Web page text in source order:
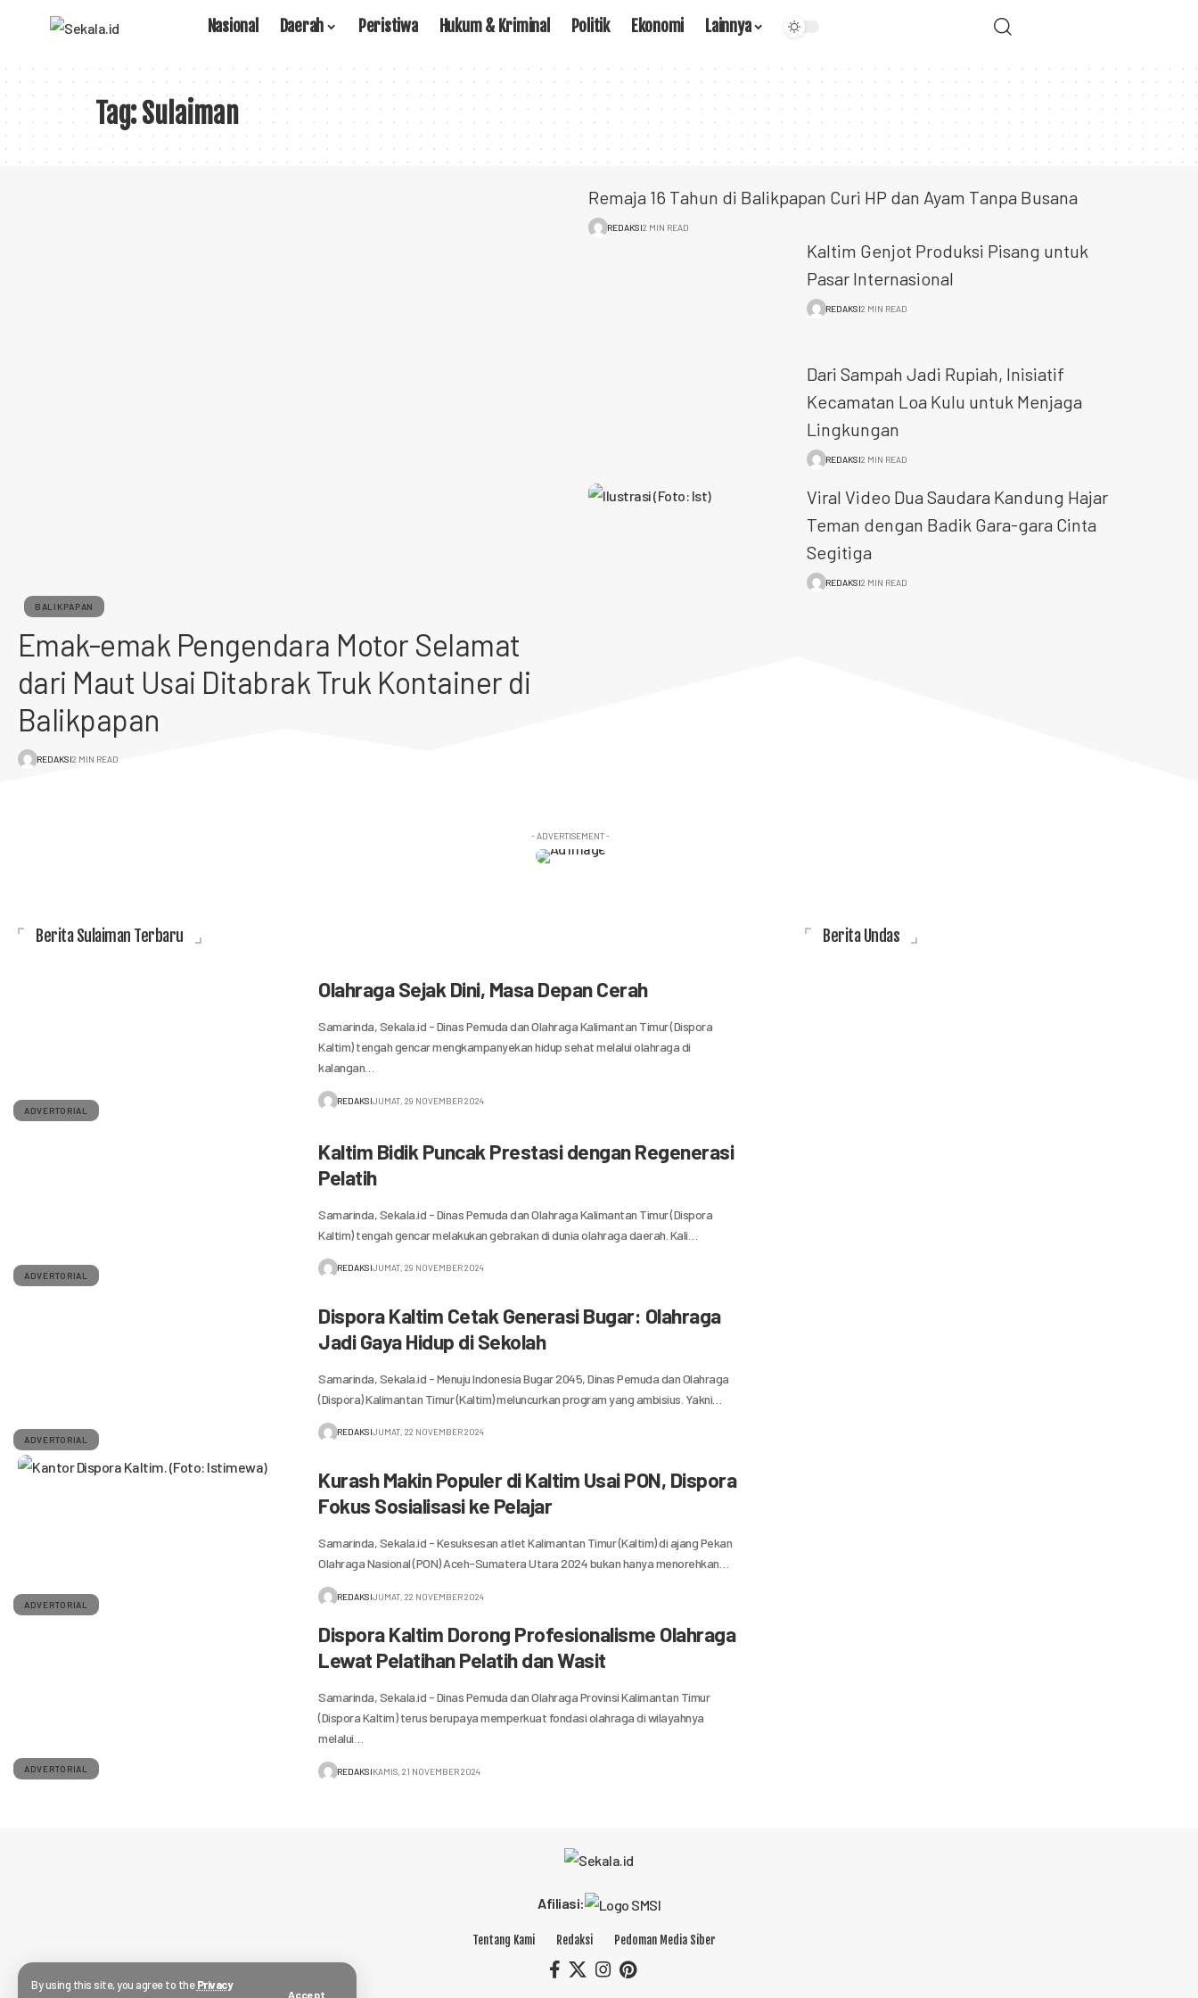
By using this site, you agree to thePrivacy
Accept
Nasional Daerah Peristiwa Hukum & Kriminal Politik Ekonomi Lainnya
Tag:Sulaiman
BALIKPAPAN
Emak-emak Pengendara Motor Selamat
dari Maut Usai Ditabrak Truk Kontainer di
Balikpapan
REDAKSI2 MIN READ
Remaja 16 Tahun di Balikpapan Curi HP dan Ayam Tanpa Busana
REDAKSI2 MIN READ
Kaltim Genjot Produksi Pisang untuk
Pasar Internasional
REDAKSI2 MIN READ
Dari Sampah Jadi Rupiah, Inisiatif
Kecamatan Loa Kulu untuk Menjaga
Lingkungan
REDAKSI2 MIN READ
Viral Video Dua Saudara Kandung Hajar
Teman dengan Badik Gara-gara Cinta
Segitiga
REDAKSI2 MIN READ
- ADVERTISEMENT -
Berita Sulaiman Terbaru
ADVERTORIAL
Olahraga Sejak Dini, Masa Depan Cerah
Samarinda, Sekala.id - Dinas Pemuda dan Olahraga Kalimantan Timur (Dispora
Kaltim) tengah gencar mengkampanyekan hidup sehat melalui olahraga di
kalangan…
REDAKSIJUMAT, 29 NOVEMBER 2024
ADVERTORIAL
Kaltim Bidik Puncak Prestasi dengan Regenerasi
Pelatih
Samarinda, Sekala.id - Dinas Pemuda dan Olahraga Kalimantan Timur (Dispora
Kaltim) tengah gencar melakukan gebrakan di dunia olahraga daerah. Kali…
REDAKSIJUMAT, 29 NOVEMBER 2024
ADVERTORIAL
Dispora Kaltim Cetak Generasi Bugar: Olahraga
Jadi Gaya Hidup di Sekolah
Samarinda, Sekala.id - Menuju Indonesia Bugar 2045, Dinas Pemuda dan Olahraga
(Dispora) Kalimantan Timur (Kaltim) meluncurkan program yang ambisius. Yakni…
REDAKSIJUMAT, 22 NOVEMBER 2024
ADVERTORIAL
Kurash Makin Populer di Kaltim Usai PON, Dispora
Fokus Sosialisasi ke Pelajar
Samarinda, Sekala.id - Kesuksesan atlet Kalimantan Timur (Kaltim) di ajang Pekan
Olahraga Nasional (PON) Aceh-Sumatera Utara 2024 bukan hanya menorehkan…
REDAKSIJUMAT, 22 NOVEMBER 2024
ADVERTORIAL
Dispora Kaltim Dorong Profesionalisme Olahraga
Lewat Pelatihan Pelatih dan Wasit
Samarinda, Sekala.id - Dinas Pemuda dan Olahraga Provinsi Kalimantan Timur
(Dispora Kaltim) terus berupaya memperkuat fondasi olahraga di wilayahnya
melalui…
REDAKSIKAMIS, 21 NOVEMBER 2024
Berita Undas
Afiliasi:
Tentang Kami Redaksi Pedoman Media Siber